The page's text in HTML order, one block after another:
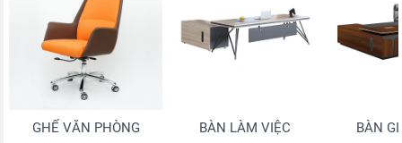
GHẾ VĂN PHÒNG BÀN LÀM VIỆC BÀN